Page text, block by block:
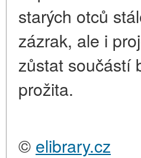
starých otců
zázrak, ale i
zůstat součástí
prožita.
© elibrary.cz